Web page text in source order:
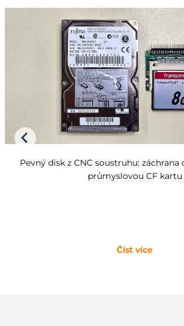
Pevný disk z CNC soustruhu: záchrana
průmyslovou CF kartu
Číst více